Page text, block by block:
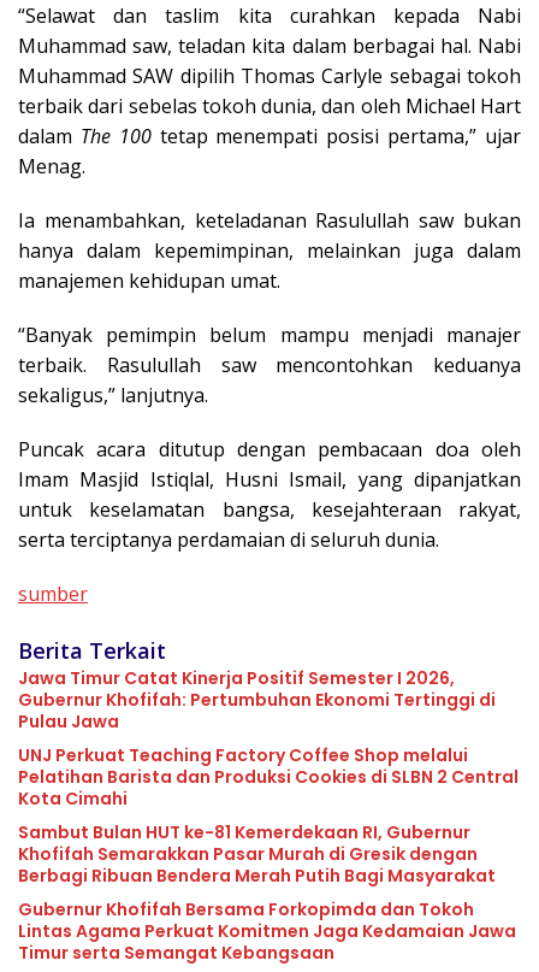
“Selawat dan taslim kita curahkan kepada Nabi
Muhammad saw, teladan kita dalam berbagai hal. Nabi
Muhammad SAW dipilih Thomas Carlyle sebagai tokoh
terbaik dari sebelas tokoh dunia, dan oleh Michael Hart
dalam The 100tetap menempati posisi pertama,” ujar
Menag.
Ia menambahkan, keteladanan Rasulullah saw bukan
hanya dalam kepemimpinan, melainkan juga dalam
manajemen kehidupan umat.
“Banyak pemimpin belum mampu menjadi manajer
terbaik. Rasulullah saw mencontohkan keduanya
sekaligus,” lanjutnya.
Puncak acara ditutup dengan pembacaan doa oleh
Imam Masjid Istiqlal, Husni Ismail, yang dipanjatkan
untuk keselamatan bangsa, kesejahteraan rakyat,
serta terciptanya perdamaian di seluruh dunia.
sumber
Berita Terkait
Jawa Timur Catat Kinerja Positif Semester I 2026,
Gubernur Khofifah: Pertumbuhan Ekonomi Tertinggi di
Pulau Jawa
UNJ Perkuat Teaching Factory Coffee Shop melalui
Pelatihan Barista dan Produksi Cookies di SLBN 2 Central
Kota Cimahi
Sambut Bulan HUT ke-81 Kemerdekaan RI, Gubernur
Khofifah Semarakkan Pasar Murah di Gresik dengan
Berbagi Ribuan Bendera Merah Putih Bagi Masyarakat
Gubernur Khofifah Bersama Forkopimda dan Tokoh
Lintas Agama Perkuat Komitmen Jaga Kedamaian Jawa
Timur serta Semangat Kebangsaan